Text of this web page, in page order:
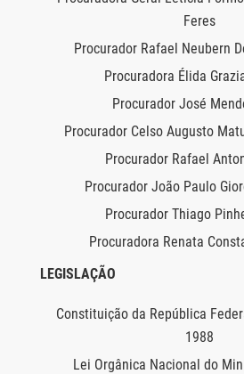
Feres
Procurador Rafael Neubern
Procuradora Élida
Procurador José
Procurador Celso Augusto
Procurador Rafael
Procurador João Paulo
Procurador Thiago
Procuradora Renata
LEGISLAÇÃO
Constituição da República
1988
Lei Orgânica Nacional do